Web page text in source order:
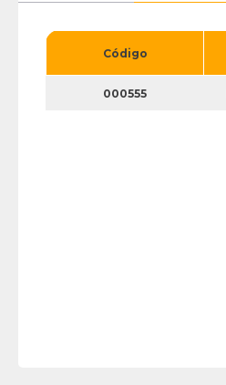
Código
000555